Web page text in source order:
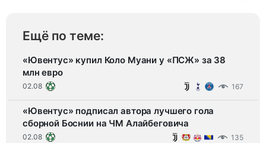
Ещё по теме:
«Ювентус» купил Коло Муани у «ПСЖ» за 38
млн евро
02.08 167
«Ювентус» подписал автора лучшего гола
сборной Боснии на ЧМ Алайбеговича
02.08 135